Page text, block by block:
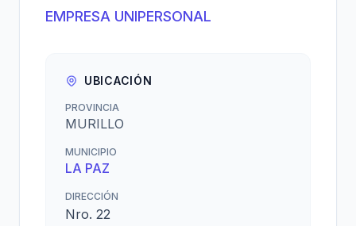
EMPRESA UNIPERSONAL
UBICACIÓN
PROVINCIA
MURILLO
MUNICIPIO
LA PAZ
DIRECCIÓN
Nro. 22